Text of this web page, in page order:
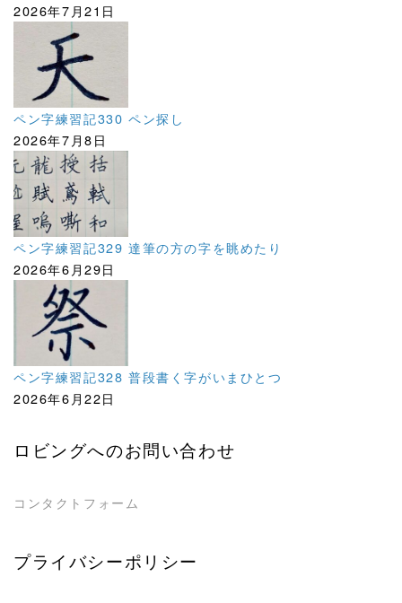
2026年7月21日
ペン字練習記330 ペン探し
2026年7月8日
ペン字練習記329 達筆の方の字を眺めたり
2026年6月29日
ペン字練習記328 普段書く字がいまひとつ
2026年6月22日
ロビングへのお問い合わせ
コンタクトフォーム
プライバシーポリシー